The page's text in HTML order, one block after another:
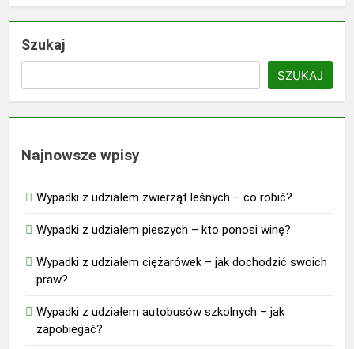
Szukaj
SZUKAJ
Najnowsze wpisy
Wypadki z udziałem zwierząt leśnych – co robić?
Wypadki z udziałem pieszych – kto ponosi winę?
Wypadki z udziałem ciężarówek – jak dochodzić swoich
praw?
Wypadki z udziałem autobusów szkolnych – jak
zapobiegać?